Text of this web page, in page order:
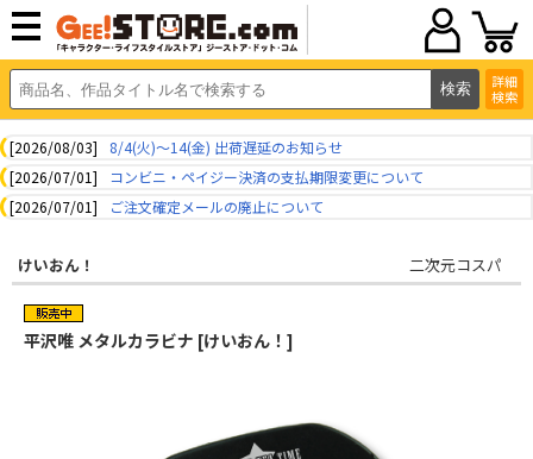
詳細
検索
[2026/08/03]
8/4(火)～14(金) 出荷遅延のお知らせ
[2026/07/01]
コンビニ・ペイジー決済の支払期限変更について
[2026/07/01]
ご注文確定メールの廃止について
けいおん！ 二次元コスパ
平沢唯 メタルカラビナ [けいおん！]